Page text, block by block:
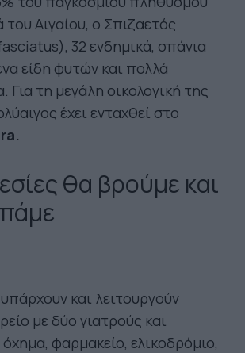
του Αιγαίου, ο Σπιζαετός
32 ενδημικά, σπάνια
είδη φυτών και πολλά
Για τη μεγάλη οικολογική της
έχει ενταχθεί στο
θα βρούμε και
και λειτουργούν
με δύο γιατρούς και
φαρμακείο, ελικοδρόμιο,